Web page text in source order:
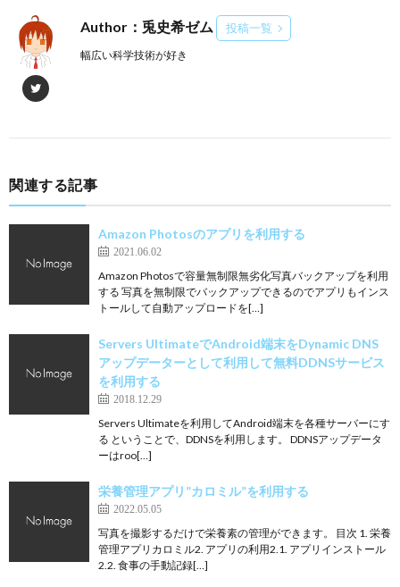
Author：兎史希ゼム 投稿一覧
幅広い科学技術が好き
関連する記事
Amazon Photosのアプリを利用する
2021.06.02
Amazon Photosで容量無制限無劣化写真バックアップを利用
する 写真を無制限でバックアップできるのでアプリもインス
トールして自動アップロードを[…]
Servers UltimateでAndroid端末をDynamic DNS
アップデーターとして利用して無料DDNSサービス
を利用する
2018.12.29
Servers Ultimateを利用してAndroid端末を各種サーバーにす
る ということで、DDNSを利用します。 DDNSアップデータ
ーはroo[…]
栄養管理アプリ”カロミル”を利用する
2022.05.05
写真を撮影するだけで栄養素の管理ができます。 目次 1. 栄養
管理アプリカロミル2. アプリの利用2.1. アプリインストール
2.2. 食事の手動記録[…]